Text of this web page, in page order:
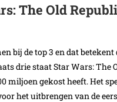
The Old
bij de top 3 en dat betekent
drie staat Star Wars: The
miljoen gekost heeft. Het
het uitbrengen van de